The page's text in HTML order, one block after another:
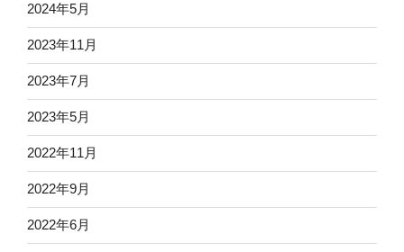
2024年5月
2023年11月
2023年7月
2023年5月
2022年11月
2022年9月
2022年6月